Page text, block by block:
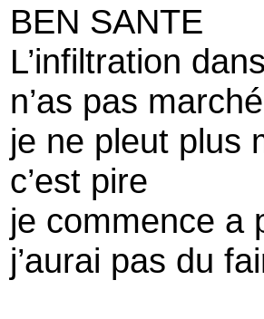
BEN SANTE
L’infiltration
n’as pas marché
je ne pleut plus
c’est pire
je commence a
j’aurai pas du